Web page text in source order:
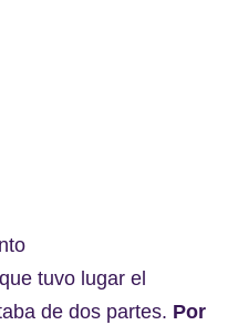
tuvo lugar el
de dos partes. Por